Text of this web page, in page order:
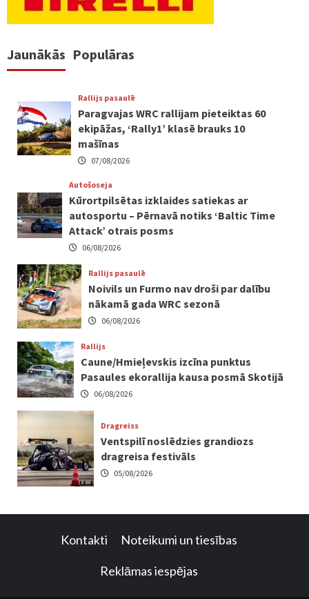
Jaunākās Populāras
Rallijs pasaulē
Paragvajas WRC rallijam pieteiktas 60
ekipāžas, ‘Rally1’ klasē brauks 10
mašīnas
07/08/2026
Autošoseja
Kūrortpilsētas izklaides satiekas ar
autosportu – Pērnavā notiks ‘Baltic Time
Attack’ otrais posms
06/08/2026
Rallijs pasaulē
Noivils un Furmo nav droši par dalību
nākamā gada WRC sezonā
06/08/2026
Rallijs
Caune/Hmieļevskis izcīna punktus
Pasaules ekorallija kausa posmā Skotijā
06/08/2026
Dragreiss
Ventspilī noslēdzies grandiozs
dragreisa festivāls
05/08/2026
Kontakti Noteikumi un tiesības
Reklāmas iespējas